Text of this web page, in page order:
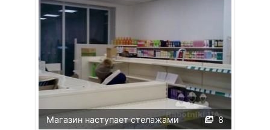
8
Магазин наступает стелажами